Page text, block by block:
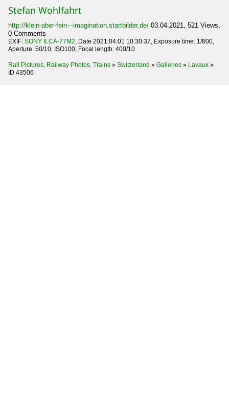
Stefan Wohlfahrt
http://klein-aber-fein---imagination.startbilder.de/ 03.04.2021, 521 Views,
0 Comments
EXIF: SONY ILCA-77M2 , Date 2021:04:01 10:30:37, Exposure time: 1/800,
Aperture: 50/10, ISO100, Focal length: 400/10
Rail Pictures, Railway Photos, Trains » Switzerland » Galleries » Lavaux »
ID 43506